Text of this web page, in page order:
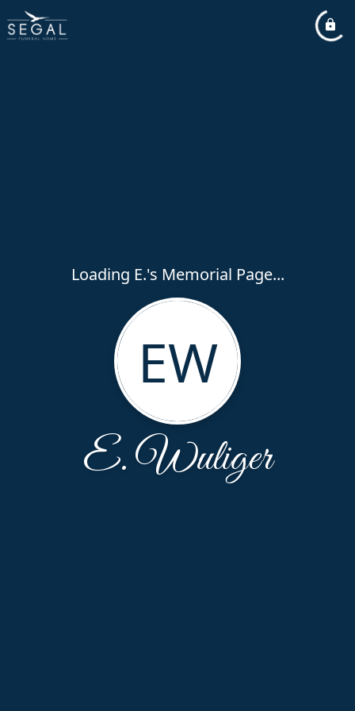
Loading E.'s Memorial Page...
EW
E. Wuliger